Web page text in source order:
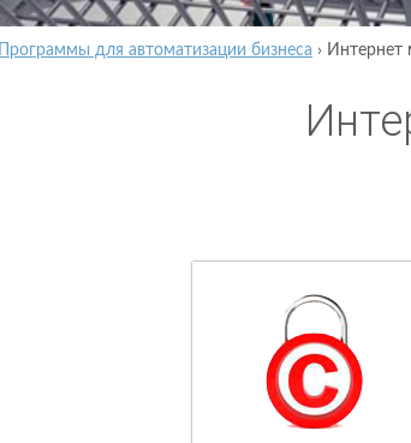
Программы для автоматизации бизнеса › Интернет